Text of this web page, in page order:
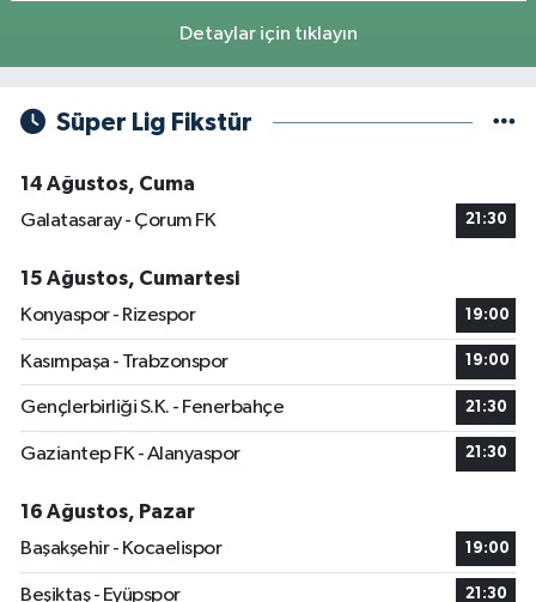
Detaylar için tıklayın
Süper Lig Fikstür
14 Ağustos, Cuma
Galatasaray - Çorum FK
21:30
15 Ağustos, Cumartesi
Konyaspor - Rizespor
19:00
Kasımpaşa - Trabzonspor 19:00
Gençlerbirliği S.K. - Fenerbahçe 21:30
Gaziantep FK - Alanyaspor 21:30
16 Ağustos, Pazar
Başakşehir - Kocaelispor
19:00
Beşiktaş - Eyüpspor 21:30